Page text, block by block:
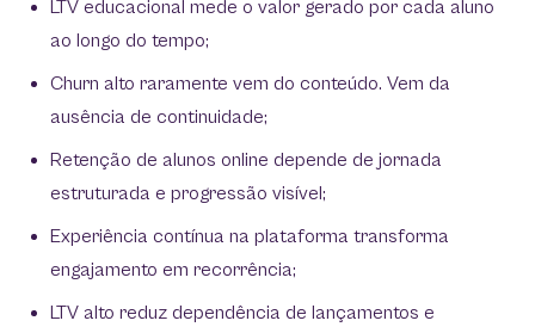
LTV educacional mede o valor gerado por cada aluno
ao longo do tempo;
Churn alto raramente vem do conteúdo. Vem da
ausência de continuidade;
Retenção de alunos online depende de jornada
estruturada e progressão visível;
Experiência contínua na plataforma transforma
engajamento em recorrência;
LTV alto reduz dependência de lançamentos e